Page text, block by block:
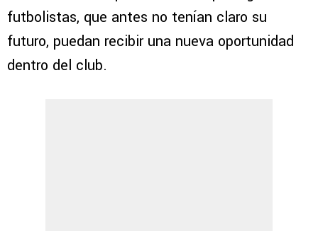
futbolistas, que antes no tenían claro su
futuro, puedan recibir una nueva oportunidad
dentro del club.